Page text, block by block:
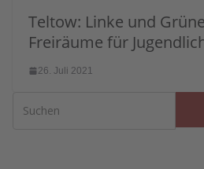
Teltow: Linke und
Freiräume für
26. Juli 2021